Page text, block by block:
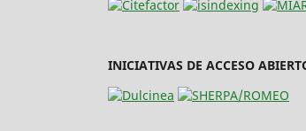
INICIATIVAS DE ACCESO